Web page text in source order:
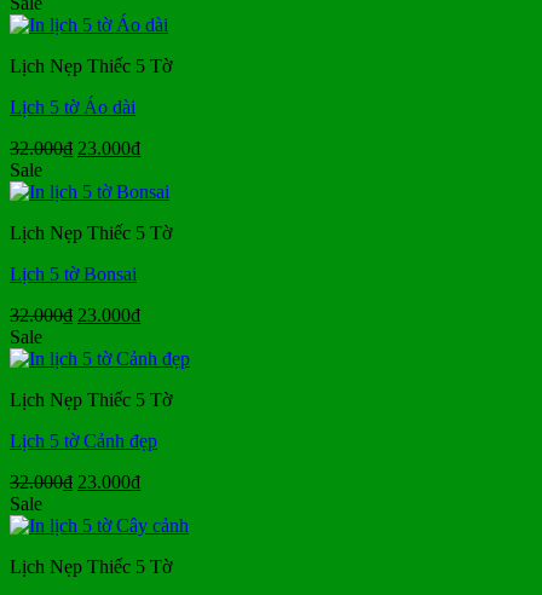
là:
tại
23.000₫.
Lịch Nẹp Thiếc 5 Tờ
Lịch 5 tờ Áo dài
32.000₫ Giá
là:
23.000₫Giá
tại
23.000₫.
Sale
Lịch Nẹp Thiếc 5 Tờ
Lịch 5 tờ Bonsai
32.000₫ Giá
là:
23.000₫Giá
tại
23.000₫.
Sale
Lịch Nẹp Thiếc 5 Tờ
Lịch 5 tờ Cảnh đẹp
32.000₫ Giá
là:
23.000₫Giá
tại
23.000₫.
Sale
Lịch Nẹp Thiếc 5 Tờ